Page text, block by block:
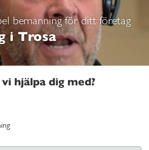
bemanning för ditt företag
i Trosa
hjälpa dig med?